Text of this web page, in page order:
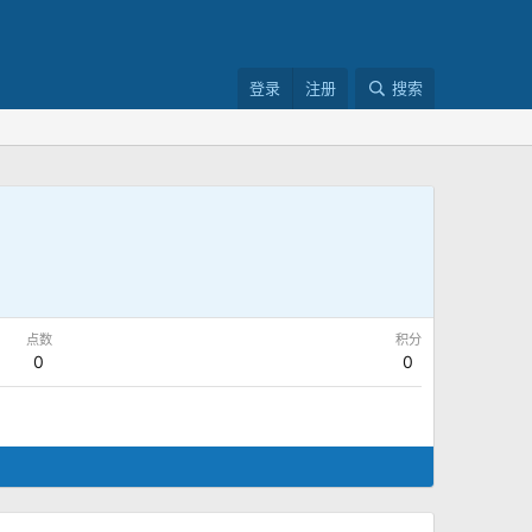
登录 注册 搜索
点数
0
积分
0